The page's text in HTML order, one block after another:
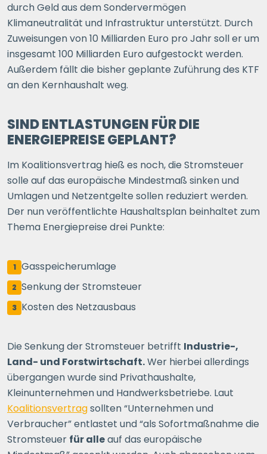
durch Geld aus dem Sondervermögen
Klimaneutralität und Infrastruktur unterstützt. Durch
Zuweisungen von 10 Milliarden Euro pro Jahr soll er um
insgesamt 100 Milliarden Euro aufgestockt werden.
Außerdem fällt die bisher geplante Zuführung des KTF
an den Kernhaushalt weg.
SIND ENTLASTUNGEN FÜR DIE
ENERGIEPREISE GEPLANT?
Im Koalitionsvertrag hieß es noch, die Stromsteuer
solle auf das europäische Mindestmaß sinken und
Umlagen und Netzentgelte sollen reduziert werden.
Der nun veröffentlichte Haushaltsplan beinhaltet zum
Thema Energiepreise drei Punkte:
1 Gasspeicherumlage
2 Senkung der Stromsteuer
3 Kosten des Netzausbaus
Die Senkung der Stromsteuer betrifft Industrie-,
Land- und Forstwirtschaft.Wer hierbei allerdings
übergangen wurde sind Privathaushalte,
Kleinunternehmen und Handwerksbetriebe. Laut
Koalitionsvertragsollten “Unternehmen und
Verbraucher” entlastet und “als Sofortmaßnahme die
Stromsteuer für alleauf das europäische